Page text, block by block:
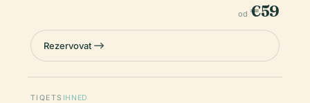
od €59
Rezervovat
TIQETS IHNED